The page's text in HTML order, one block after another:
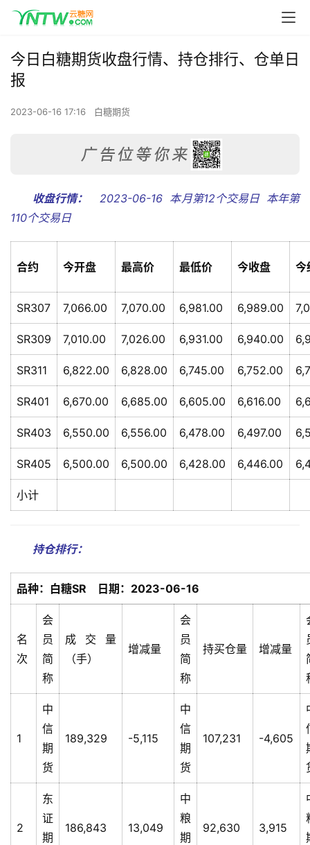
今日白糖期货收盘行情、持仓排行、仓单日
报
2023-06-16 17:16 白糖期货
收盘行情：
2023-06-16  本月第12个交易日  本年第
110个交易日
合约 今开盘 最高价 最低价 今收盘 今
SR307 7,066.00 7,070.00 6,981.00 6,989.00
SR309 7,010.00 7,026.00 6,931.00 6,940.00
SR311 6,822.00 6,828.00 6,745.00 6,752.00
SR401 6,670.00 6,685.00 6,605.00 6,616.00
SR403 6,550.00 6,556.00 6,478.00 6,497.00
SR405 6,500.00 6,500.00 6,428.00 6,446.00
小计
持仓排行：
品种：白糖SR 日期：2023-06-16
名
次
会
员
简
称
成交量
（手）
增减量
会
员
简
称
持买仓量 增减量
1
中
信
期
货
189,329 -5,115
中
信
期
货
107,231 -4,605
2
东
证
期
186,843 13,049
中
粮
期
92,630 3,915